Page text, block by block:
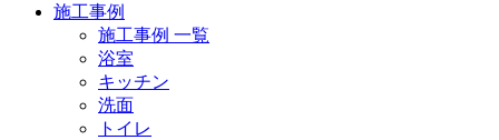
施工事例
施工事例 一覧
浴室
キッチン
洗面
トイレ